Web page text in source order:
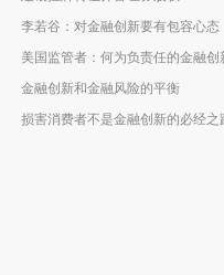
李若谷：对金融创新要有包容心态
美国监管者：何为负责任的金融创
金融创新和金融风险的平衡
损害消费者不是金融创新的必经之